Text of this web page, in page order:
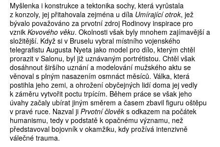
Myšlenka i konstrukce a tektonika sochy, která vyrůstala
z konzoly, jej přitahovala zejména u díla Umírající otrok, jež
bývalo považováno za prvotní zdroj Rodinovy inspirace pro
vznik Kovového věku. Okolnosti však byly mnohem zajímavější a
složitější. Když si v Bruselu vybral místního vojenského
telegrafistu Augusta Nyeta jako model pro dílo, kterým chtěl
prorazit v Salonu, byl již uznávaným portrétistou. Chtěl však
dosáhnout širšího uznání a modelování mužského aktu se
věnoval s plným nasazením osmnáct měsíců. Válka, která
postihla jeho zemi, a ohrožení obyčejných lidí doma jej vedly
k záměru vytvořit poctu trpícím. Během práce se však jeho
úvahy začaly ubírat jiným směrem a časem zbavil figuru oštěpu
v pravé ruce. Nazval ji Prvotní člověks odkazem na počátek
humanismu, tedy v podstatě k opačnému významu, než
představoval bojovník v okamžiku, kdy prožívá intenzivně
válečné trauma.